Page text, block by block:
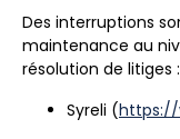
Des interruptions
maintenance au
résolution de litiges :
Syreli (https://